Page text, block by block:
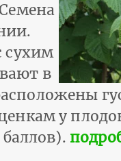
сухим
в
у